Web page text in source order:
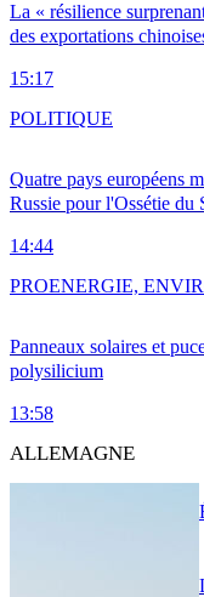
La « résilience
des exportations
15:17
Quatre pays européens
Russie pour l'Ossétie du
14:44
POLITIQUE
Panneaux solaires et
polysilicium
13:58
PROENERGIE,
ALLEMAGNE